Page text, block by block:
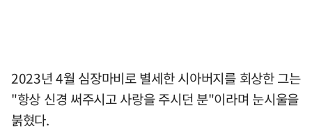
2023년 4월 심장마비로 별세한 시아버지를 회상한 그는
"항상 신경 써주시고 사랑을 주시던 분"이라며 눈시울을
붉혔다.